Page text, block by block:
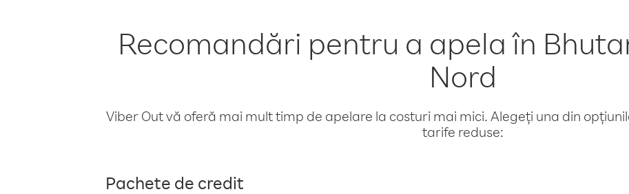
Recomandări pentru a apela în
Nord
Viber Out vă oferă mai mult timp de apelare la costuri mai mici. Alegeți una din
tarife reduse:
Pachete de credit